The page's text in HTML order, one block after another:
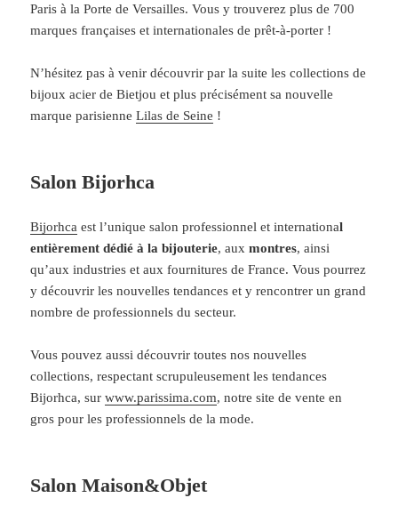
Paris à la Porte de Versailles. Vous y trouverez plus de 700
marques françaises et internationales de prêt-à-porter !
N’hésitez pas à venir découvrir par la suite les collections de
bijoux acier de Bietjou et plus précisément sa nouvelle
marque parisienneLilas de Seine !
Salon Bijorhca
Bijorhca est l’unique salon professionnel et international
entièrement dédié à la bijouterie, auxmontres, ainsi
qu’aux industries et aux fournitures de France. Vous pourrez
y découvrir les nouvelles tendances et y rencontrer un grand
nombre de professionnels du secteur.
Vous pouvez aussi découvrir toutes nos nouvelles
collections, respectant scrupuleusement les tendances
Bijorhca, surwww.parissima.com, notre site de vente en
gros pour les professionnels de la mode.
Salon Maison&Objet